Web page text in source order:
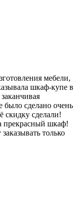
мебели,
шкаф-купе в
сделано очень
скидку сделали!
прекрасный шкаф!
только